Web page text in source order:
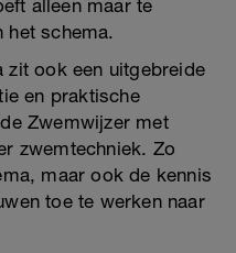
alleen maar te
het schema.
zit ook een uitgebreide
en praktische
Zwemwijzer met
zwemtechniek. Zo
maar ook de kennis
toe te werken naar